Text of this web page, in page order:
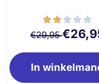
Van
€29,95
In